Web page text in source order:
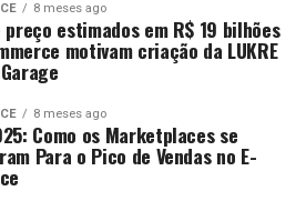
8 meses ago
preço estimados em R$ 19 bilhões
motivam criação da LUKRE
8 meses ago
Como os Marketplaces se
Para o Pico de Vendas no E-